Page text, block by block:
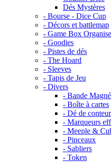
Dés Mystères
- Bourse - Dice Cup
- Décors et battlemap
- Game Box
- Goodies
- Pistes de dés
- The Hoard
- Sleeves
- Tapis de Jeu
- Divers
- Bande
- Boîte à cartes
- Dé de conteur
- Marqueurs
- Meeple &
- Pinceaux
- Sabliers
- Token